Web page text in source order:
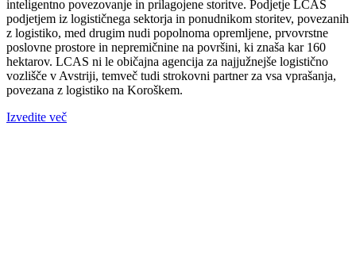
inteligentno povezovanje in prilagojene storitve. Podjetje LCAS
podjetjem iz logističnega sektorja in ponudnikom storitev, povezanih
z logistiko, med drugim nudi popolnoma opremljene, prvovrstne
poslovne prostore in nepremičnine na površini, ki znaša kar 160
hektarov. LCAS ni le običajna agencija za najjužnejše logistično
vozlišče v Avstriji, temveč tudi strokovni partner za vsa vprašanja,
povezana z logistiko na Koroškem.
Izvedite več